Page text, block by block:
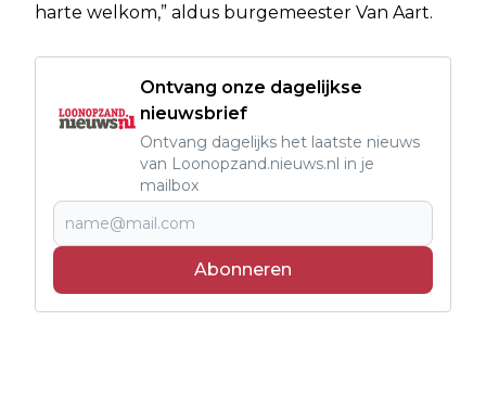
harte welkom,” aldus burgemeester Van Aart.
Ontvang onze dagelijkse
nieuwsbrief
Ontvang dagelijks het laatste nieuws
van Loonopzand.nieuws.nl in je
mailbox
Abonneren